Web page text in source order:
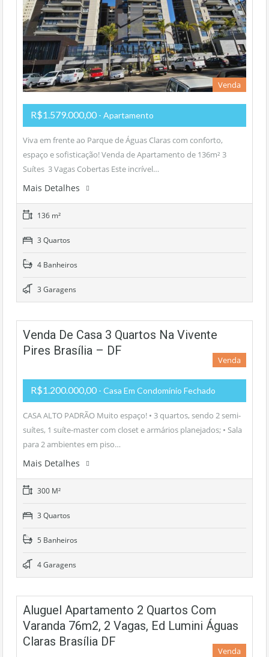
Venda
R$1.579.000,00 - Apartamento
Viva em frente ao Parque de Águas Claras com conforto,
espaço e sofisticação! Venda de Apartamento de 136m² 3
Suítes 3 Vagas Cobertas Este incrível…
Mais Detalhes
136 m²
3 Quartos
4 Banheiros
3 Garagens
Venda De Casa 3 Quartos Na Vivente
Pires Brasília – DF
Venda
R$1.200.000,00 - Casa Em Condomínio Fechado
CASA ALTO PADRÃO Muito espaço! • 3 quartos, sendo 2 semi-
suítes, 1 suíte-master com closet e armários planejados; • Sala
para 2 ambientes em piso…
Mais Detalhes
300 M²
3 Quartos
5 Banheiros
4 Garagens
Aluguel Apartamento 2 Quartos Com
Varanda 76m2, 2 Vagas, Ed Lumini Águas
Claras Brasília DF
Venda